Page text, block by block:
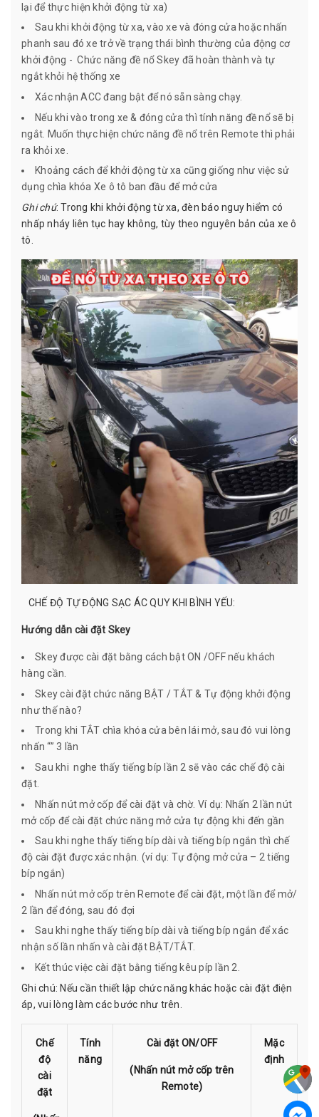
lại để thực hiện khởi động từ xa)
Sau khi khởi động từ xa, vào xe và đóng cửa hoặc nhấn
phanh sau đó xe trở về trạng thái bình thường của động cơ
khởi động - Chức năng đề nổ Skey đã hoàn thành và tự
ngắt khỏi hệ thống xe
Xác nhận ACC đang bật để nó sẵn sàng chạy.
Nếu khi vào trong xe & đóng cửa thì tính năng đề nổ sẽ bị
ngắt. Muốn thực hiện chức năng đề nổ trên Remote thì phải
ra khỏi xe.
Khoảng cách để khởi động từ xa cũng giống như việc sử
dụng chìa khóa Xe ô tô ban đầu để mở cửa
Ghi chú: Trong khi khởi động từ xa, đèn báo nguy hiểm có
nhấp nháy liên tục hay không, tùy theo nguyên bản của xe ô
tô.
CHẾ ĐỘ TỰ ĐỘNG SẠC ÁC QUY KHI BÌNH YẾU:
Hướng dẫn cài đặt Skey
Skey được cài đặt bằng cách bật ON /OFF nếu khách
hàng cần.
Skey cài đặt chức năng BẬT / TẮT & Tự động khởi động
như thế nào?
Trong khi TẮT chìa khóa cửa bên lái mở, sau đó vui lòng
nhấn “” 3 lần
Sau khi nghe thấy tiếng bíp lần 2 sẽ vào các chế độ cài
đặt.
Nhấn nút mở cốp để cài đặt và chờ. Ví dụ: Nhấn 2 lần nút
mở cốp để cài đặt chức năng mở cửa tự động khi đến gần
Sau khi nghe thấy tiếng bíp dài và tiếng bíp ngắn thì chế
độ cài đặt được xác nhận. (ví dụ: Tự động mở cửa – 2 tiếng
bíp ngắn)
Nhấn nút mở cốp trên Remote để cài đặt, một lần để mở/
2 lần để đóng, sau đó đợi
Sau khi nghe thấy tiếng bíp dài và tiếng bíp ngắn để xác
nhận số lần nhấn và cài đặt BẬT/TẮT.
Kết thúc việc cài đặt bằng tiếng kêu píp lần 2.
Ghi chú: Nếu cần thiết lập chức năng khác hoặc cài đặt điện
áp, vui lòng làm các bước như trên.
Chế
độ
cài
đặt
Tính
năng
Cài đặt ON/OFF
(Nhấn nút mở cốp trên
Remote)
Mặc
định